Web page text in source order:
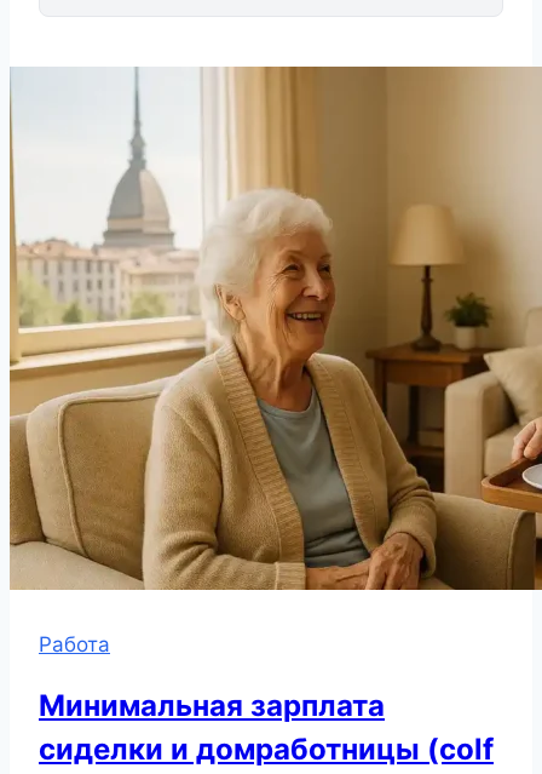
Работа
Минимальная зарплата
сиделки и домработницы (colf